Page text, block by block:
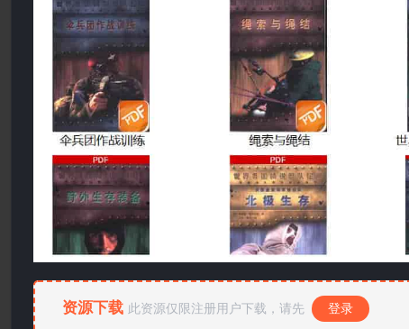
资源下载 此资源仅限注册用户下载，请先 登录